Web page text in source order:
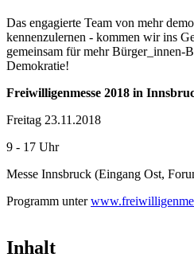
Das engagierte Team von mehr
kennenzulernen - kommen wir ins
gemeinsam für mehr Bürger_innen-
Demokratie!
Freiwilligenmesse 2018 in
Freitag 23.11.2018
9 - 17 Uhr
Messe Innsbruck (Eingang Ost,
Programm unter
Inhalt